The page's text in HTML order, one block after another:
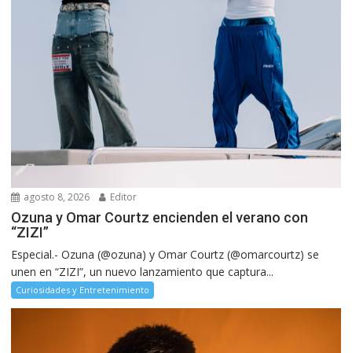
agosto 8, 2026 Editor
Ozuna y Omar Courtz encienden el verano con
“ZIZI”
Especial.- Ozuna (@ozuna) y Omar Courtz (@omarcourtz) se
unen en “ZIZI”, un nuevo lanzamiento que captura...
Curiosidades y Entretenimiento